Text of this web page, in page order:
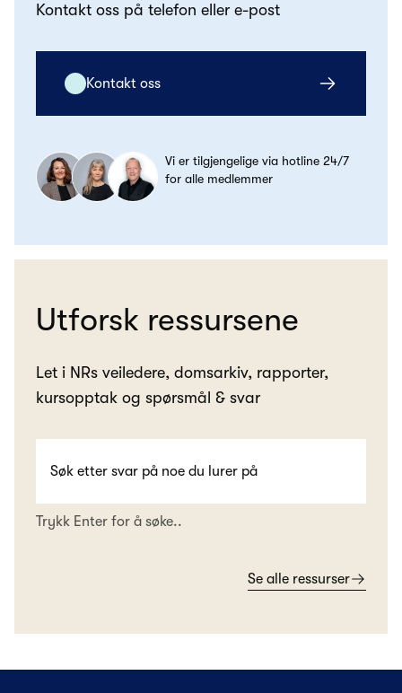
Kontakt oss på telefon eller e-post
Kontakt oss
Vi er tilgjengelige via hotline 24/7
for alle medlemmer
Utforsk ressursene
Let i NRs veiledere, domsarkiv, rapporter,
kursopptak og spørsmål & svar
Trykk Enter for å søke..
Se alle ressurser